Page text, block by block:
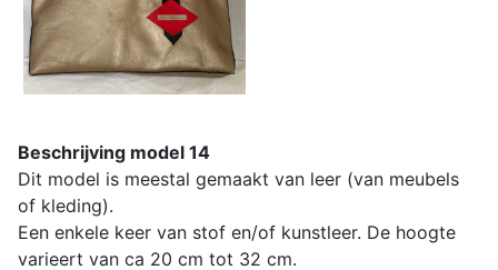
Beschrijving model 14
Dit model is meestal gemaakt van leer (van meubels
of kleding).
Een enkele keer van stof en/of kunstleer. De hoogte
varieert van ca 20 cm tot 32 cm.